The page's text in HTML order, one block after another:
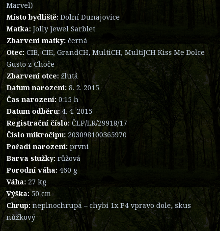
Marvel)
Místo bydliště: Dolní Dunajovice
Matka: Jolly Jewel Sarblet
Zbarvení matky: černá
Otec:CIB, CIE, GrandCH, MultiCH, MultiJCH Kiss Me Dolce
Gusto z Choče
Zbarvení otce: žlutá
Datum narození: 8. 2. 2015
Čas narození:0:15 h
Datum odběru:4. 4. 2015
Registrační číslo: ČLP/LR/29918/17
Číslo mikročipu: 203098100365970
Pořadí narození: první
Barva stužky: růžová
Porodní váha: 460 g
Váha: 27 kg
Výška:50 cm
Chrup:neplnochrupá – chybí 1x P4 vpravo dole, skus
nůžkový